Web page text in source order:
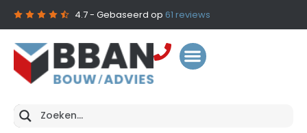
4.7- Gebaseerd op 61 reviews